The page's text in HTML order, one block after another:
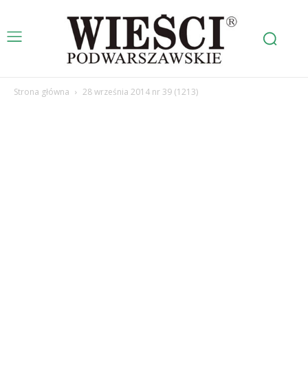
Strona główna 28 września 2014 nr 39 (1213)